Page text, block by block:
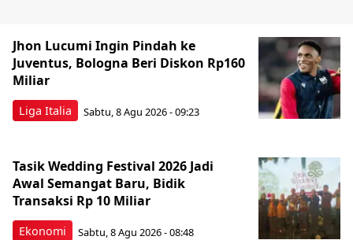
Liga Italia
Jhon Lucumi Ingin Pindah ke
Juventus, Bologna Beri Diskon Rp160
Miliar
Sabtu, 8 Agu 2026 - 09:23
Ekonomi
Tasik Wedding Festival 2026 Jadi
Awal Semangat Baru, Bidik
Transaksi Rp 10 Miliar
Sabtu, 8 Agu 2026 - 08:48